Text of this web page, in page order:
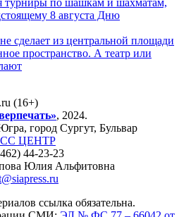
8 августа Дню
сделает из центральной площади
пространство. А театр или
(16+)
, 2024.
, город Сургут, Бульвар
ЦЕНТР
44-23-23
Юлия Альфитовна
ссылка обязательна.